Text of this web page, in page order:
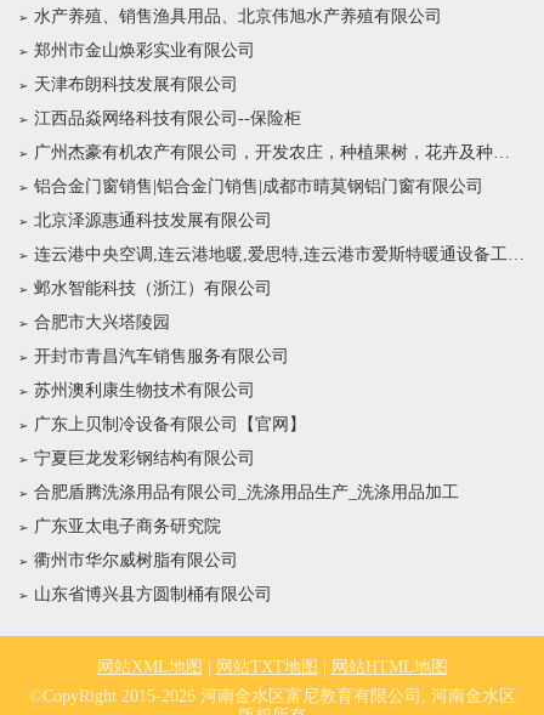
水产养殖、销售渔具用品、北京伟旭水产养殖有限公司
郑州市金山焕彩实业有限公司
天津布朗科技发展有限公司
江西品焱网络科技有限公司--保险柜
广州杰豪有机农产有限公司，开发农庄，种植果树，花卉及种苗繁殖，禽畜水产养殖及加工
铝合金门窗销售|铝合金门销售|成都市晴莫钢铝门窗有限公司
北京泽源惠通科技发展有限公司
连云港中央空调,连云港地暖,爱思特,连云港市爱斯特暖通设备工程有限公司
邺水智能科技（浙江）有限公司
合肥市大兴塔陵园
开封市青昌汽车销售服务有限公司
苏州澳利康生物技术有限公司
广东上贝制冷设备有限公司【官网】
宁夏巨龙发彩钢结构有限公司
合肥盾腾洗涤用品有限公司_洗涤用品生产_洗涤用品加工
广东亚太电子商务研究院
衢州市华尔威树脂有限公司
山东省博兴县方圆制桶有限公司
网站XML地图 网站TXT地图
网站HTML地图
©CopyRight 2015-2026 河南金水区富尼教育有限公司, 河南金水区